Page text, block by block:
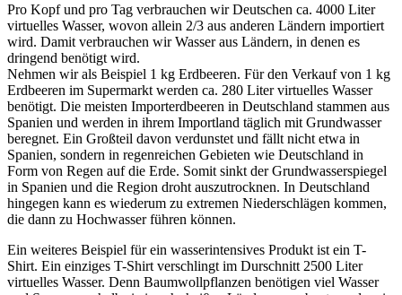
Pro Kopf und pro Tag verbrauchen wir Deutschen ca. 4000 Liter
virtuelles Wasser, wovon allein 2/3 aus anderen Ländern importiert
wird. Damit verbrauchen wir Wasser aus Ländern, in denen es
dringend benötigt wird.
Nehmen wir als Beispiel 1 kg Erdbeeren. Für den Verkauf von 1 kg
Erdbeeren im Supermarkt werden ca. 280 Liter virtuelles Wasser
benötigt. Die meisten Importerdbeeren in Deutschland stammen aus
Spanien und werden in ihrem Importland täglich mit Grundwasser
beregnet. Ein Großteil davon verdunstet und fällt nicht etwa in
Spanien, sondern in regenreichen Gebieten wie Deutschland in
Form von Regen auf die Erde. Somit sinkt der Grundwasserspiegel
in Spanien und die Region droht auszutrocknen. In Deutschland
hingegen kann es wiederum zu extremen Niederschlägen kommen,
die dann zu Hochwasser führen können.
Ein weiteres Beispiel für ein wasserintensives Produkt ist ein T-
Shirt. Ein einziges T-Shirt verschlingt im Durschnitt 2500 Liter
virtuelles Wasser. Denn Baumwollpflanzen benötigen viel Wasser